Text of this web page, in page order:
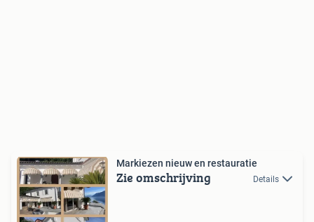
Markiezen nieuw en restauratie
Zie omschrijving Details